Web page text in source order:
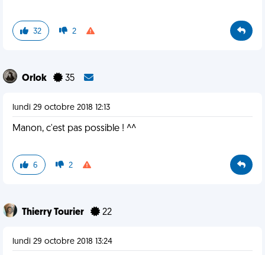
32 2
Orlok 35
lundi 29 octobre 2018 12:13
Manon, c'est pas possible ! ^^
6 2
Thierry Tourier 22
lundi 29 octobre 2018 13:24